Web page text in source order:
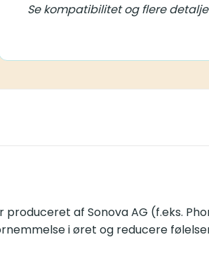
Se kompatibilitet og flere
af Sonova AG (f.eks.
i øret og reducere